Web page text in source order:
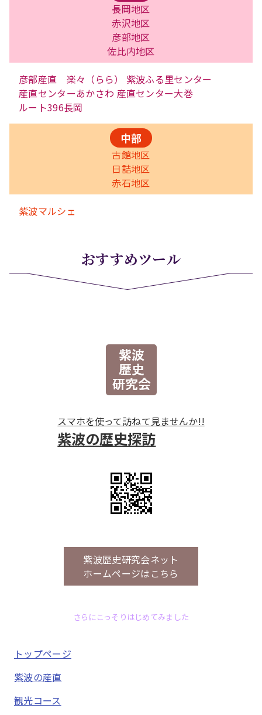
長岡地区
赤沢地区
彦部地区
佐比内地区
彦部産直 楽々（らら） 紫波ふる里センター
産直センターあかさわ 産直センター大巻
ルート396長岡
中部
古館地区
日詰地区
赤石地区
紫波マルシェ
おすすめツール
スマホを使って訪ねて見ませんか!!
紫波の歴史探訪
紫波歴史研究会ネット
ホームページはこちら
さらにこっそりはじめてみました
トップページ
紫波の産直
観光コース